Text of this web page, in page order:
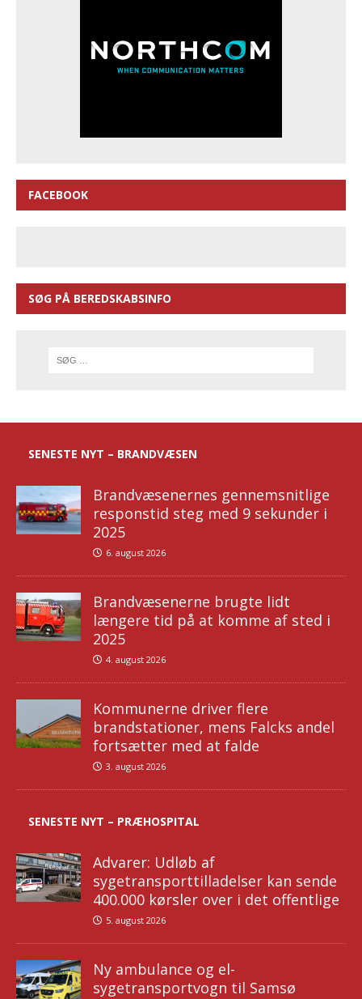
FACEBOOK
SØG PÅ BEREDSKABSINFO
SENESTE NYT – BRANDVÆSEN
Brandvæsenernes gennemsnitlige
responstid steg med 9 sekunder i
2025
6. august 2026
Brandvæsenerne brugte lidt
længere tid på at komme af sted i
2025
4. august 2026
Kommunerne driver flere
brandstationer, mens Falcks andel
fortsætter med at falde
3. august 2026
SENESTE NYT – PRÆHOSPITAL
Advarer: Udløb af
sygetransporttilladelser kan sende
400.000 kørsler over i det offentlige
5. august 2026
Ny ambulance og el-
sygetransportvogn til Samsø